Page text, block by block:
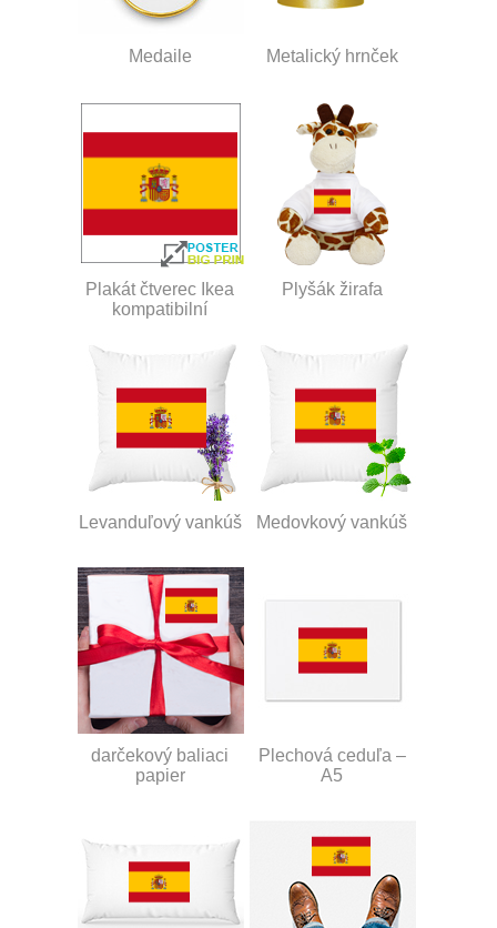
Medaile Metalický hrnček
Plakát čtverec Ikea
kompatibilní
Plyšák žirafa
Levanduľový vankúš Medovkový vankúš
darčekový baliaci
papier
Plechová ceduľa –
A5